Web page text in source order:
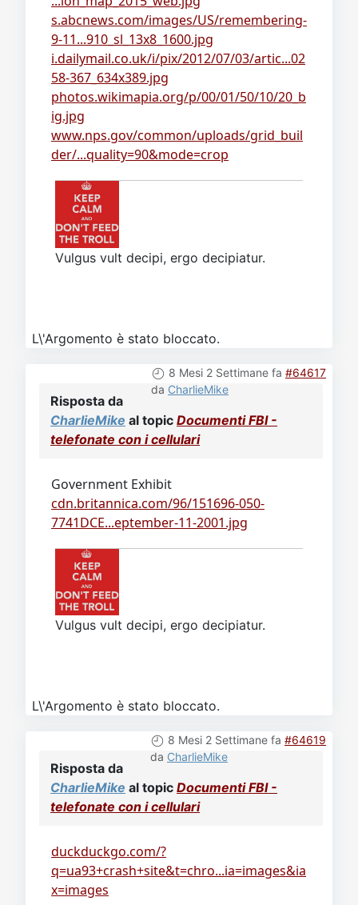
s.abcnews.com/images/US/remembering-
9-11...910_sl_13x8_1600.jpg
i.dailymail.co.uk/i/pix/2012/07/03/artic...02
58-367_634x389.jpg
photos.wikimapia.org/p/00/01/50/10/20_b
ig.jpg
www.nps.gov/common/uploads/grid_buil
der/...quality=90&mode=crop
Vulgus vult decipi, ergo decipiatur.
L\'Argomento è stato bloccato.
8 Mesi 2 Settimane fa #64617
da CharlieMike
Risposta da
CharlieMike al topic Documenti FBI -
telefonate con i cellulari
Government Exhibit
cdn.britannica.com/96/151696-050-
7741DCE...eptember-11-2001.jpg
Vulgus vult decipi, ergo decipiatur.
L\'Argomento è stato bloccato.
8 Mesi 2 Settimane fa #64619
da CharlieMike
Risposta da
CharlieMike al topic Documenti FBI -
telefonate con i cellulari
duckduckgo.com/?
q=ua93+crash+site&t=chro...ia=images&ia
x=images